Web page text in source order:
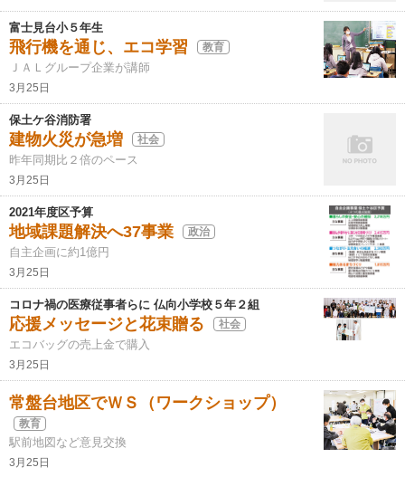
富士見台小５年生
飛行機を通じ、エコ学習 教育
ＪＡＬグループ企業が講師
3月25日
保土ケ谷消防署
建物火災が急増 社会
昨年同期比２倍のペース
3月25日
2021年度区予算
地域課題解決へ37事業 政治
自主企画に約1億円
3月25日
コロナ禍の医療従事者らに 仏向小学校５年２組
応援メッセージと花束贈る 社会
エコバッグの売上金で購入
3月25日
常盤台地区でＷＳ（ワークショップ）
教育
駅前地図など意見交換
3月25日